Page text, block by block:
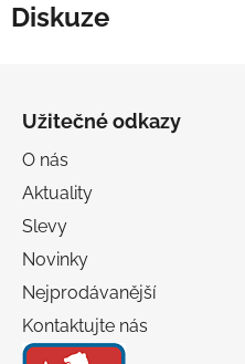
Diskuze
Užitečné odkazy
O nás
Aktuality
Slevy
Novinky
Nejprodávanější
Kontaktujte nás